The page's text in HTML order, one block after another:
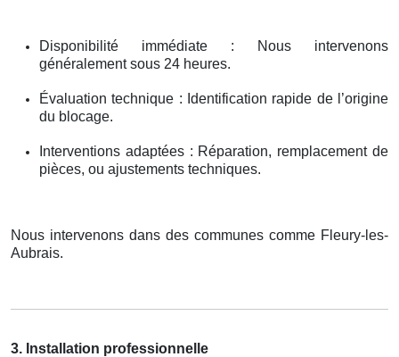
Disponibilité immédiate : Nous intervenons
généralement sous 24 heures.
Évaluation technique : Identification rapide de l’origine
du blocage.
Interventions adaptées : Réparation, remplacement de
pièces, ou ajustements techniques.
Nous intervenons dans des communes comme Fleury-les-
Aubrais.
3. Installation professionnelle